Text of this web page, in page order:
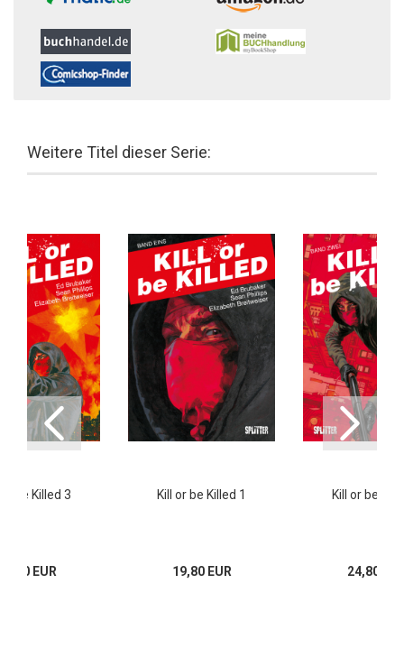
Weitere Titel dieser Serie:
be Killed 3
EUR
Kill or be Killed 1
19,80 EUR
Kill or be
24,80